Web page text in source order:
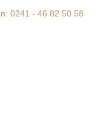
0241 - 46 82 50 58